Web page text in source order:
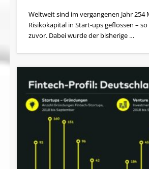
Weltweit sind im vergangenen Jahr 254
Risikokapital in Start-ups geflossen –
zuvor. Dabei wurde der bisherige …